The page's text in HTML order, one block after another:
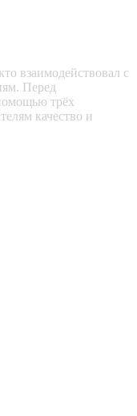
взаимодействовал с
Перед
трёх
качество и